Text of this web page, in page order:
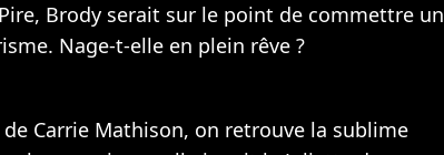
Brody serait sur le point de commettre un
Nage-t-elle en plein rêve ?
Carrie Mathison, on retrouve la sublime